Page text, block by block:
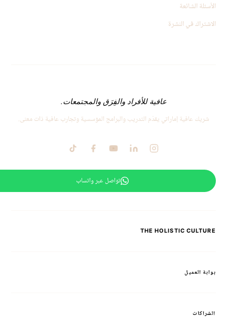
الأسئلة الشائعة
الاشتراك في النشرة
عافية للأفراد والفِرَق والمجتمعات.
شريك عافية إماراتي يقدّم التدريب والبرامج المؤسسية وتجارب عافية ذات معنى.
تواصل عبر واتساب
THE HOLISTIC CULTURE
بوابة العميل
الشراكات